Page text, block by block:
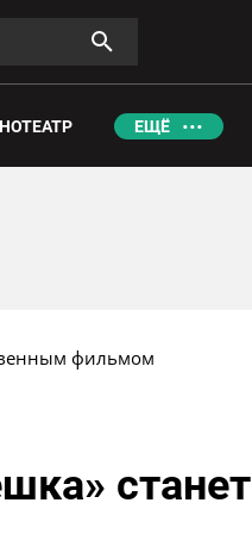
ЕЩЁ
фильмом
станет